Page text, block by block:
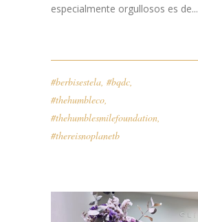
especialmente orgullosos es de...
#berbisestela, #bqdc,
#thehumbleco,
#thehumblesmilefoundation,
#thereisnoplanetb